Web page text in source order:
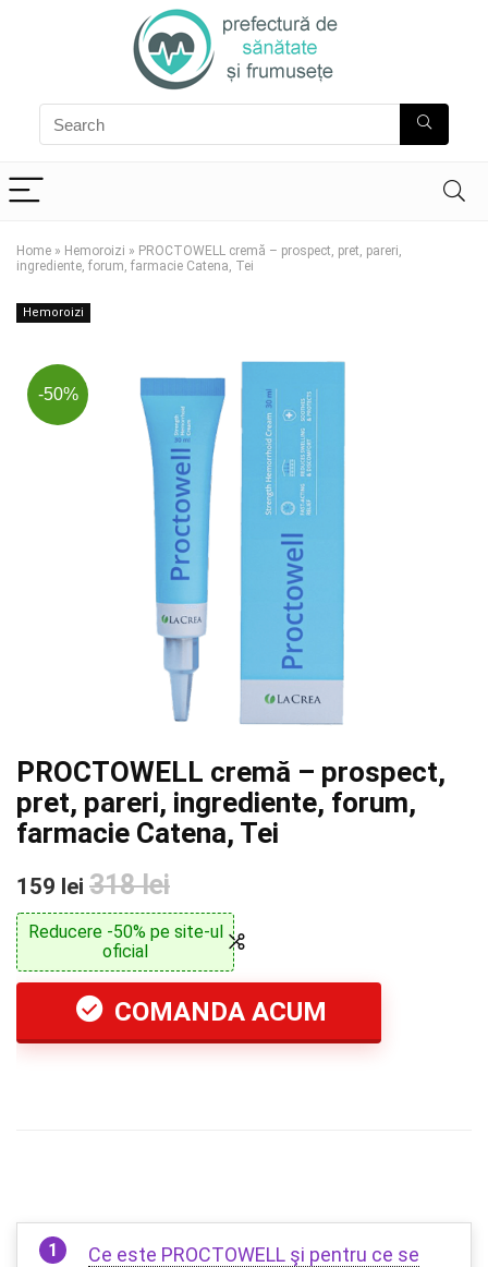
Home » Hemoroizi » PROCTOWELL cremă – prospect, pret, pareri,
ingrediente, forum, farmacie Catena, Tei
Hemoroizi
-50%
PROCTOWELL cremă – prospect,
pret, pareri, ingrediente, forum,
farmacie Catena, Tei
159 lei 318 lei
Reducere -50% pe site-ul
oficial
COMANDA ACUM
Ce este PROCTOWELL şi pentru ce se